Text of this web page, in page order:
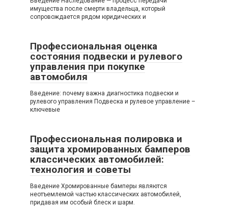
имущества после смерти владельца, который
сопровождается рядом юридических и
Профессиональная оценка
состояния подвески и рулевого
управления при покупке
автомобиля
Введение: почему важна диагностика подвески и
рулевого управления Подвеска и рулевое управление –
ключевые
Профессиональная полировка и
защита хромированных бамперов
классических автомобилей:
технология и советы
Введение Хромированные бамперы являются
неотъемлемой частью классических автомобилей,
придавая им особый блеск и шарм.